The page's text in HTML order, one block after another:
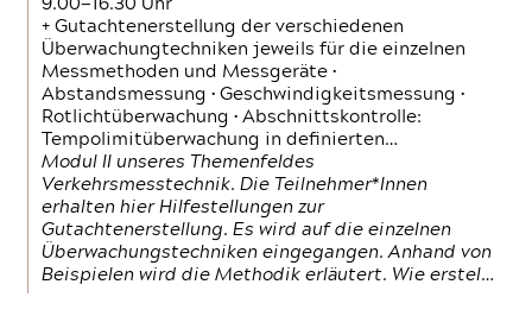
9.00—16.30 Uhr
+ Gutachtenerstellung der verschiedenen
Überwachungtechniken jeweils für die einzelnen
Messmethoden und Messgeräte •
Abstandsmessung • Geschwindigkeitsmessung •
Rotlichtüberwachung • Abschnittskontrolle:
Tempolimitüberwachung in definierten…
Modul II unseres Themenfeldes
Verkehrsmesstechnik. Die Teilnehmer*Innen
erhalten hier Hilfestellungen zur
Gutachtenerstellung. Es wird auf die einzelnen
Überwachungstechniken eingegangen. Anhand von
Beispielen wird die Methodik erläutert. Wie erstel…